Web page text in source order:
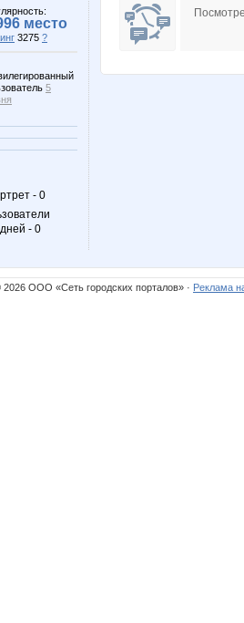
место
3275 ?
5
- 0
- 0
Kittyk Knita
2026 ООО «Сеть городских порталов» · Реклама